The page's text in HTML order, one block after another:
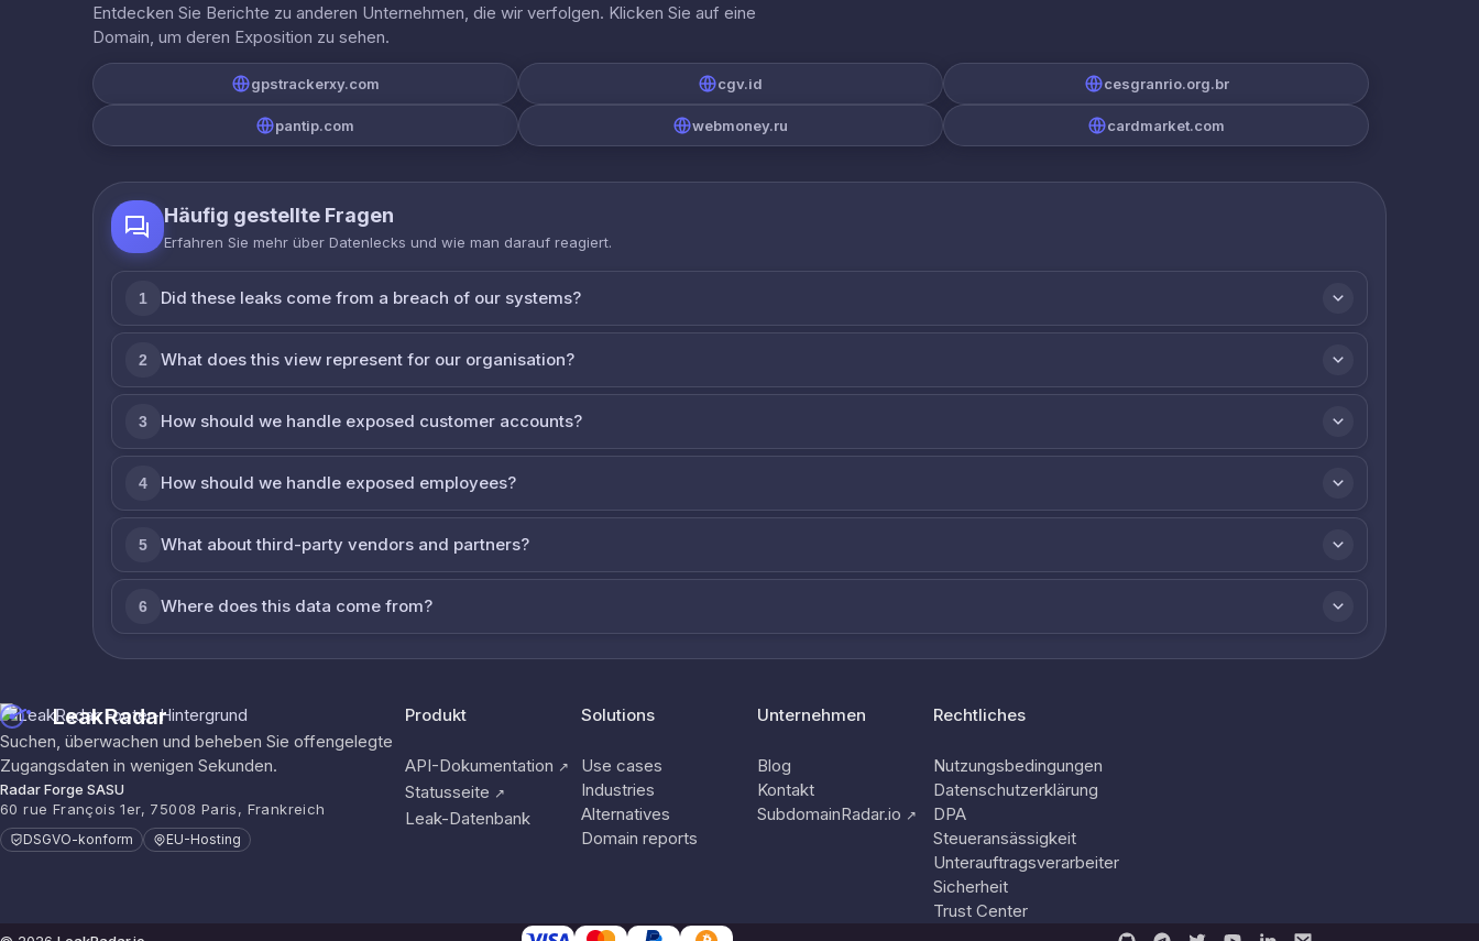
Entdecken Sie Berichte zu anderen Unternehmen, die wir verfolgen. Klicken Sie auf eine
Domain, um deren Exposition zu sehen.
gpstrackerxy.com cgv.id cesgranrio.org.br
pantip.com webmoney.ru cardmarket.com
Häufig gestellte Fragen
Erfahren Sie mehr über Datenlecks und wie man darauf reagiert.
1 Did these leaks come from a breach of our systems?
2 What does this view represent for our organisation?
3 How should we handle exposed customer accounts?
4 How should we handle exposed employees?
5 What about third-party vendors and partners?
6 Where does this data come from?
LeakRadar
Suchen, überwachen und beheben Sie offengelegte
Zugangsdaten in wenigen Sekunden.
Radar Forge SASU
60 rue François 1er, 75008 Paris, Frankreich
DSGVO-konform EU-Hosting
Produkt
API-Dokumentation ↗
Statusseite ↗
Leak-Datenbank
Solutions
Use cases
Industries
Alternatives
Domain reports
Unternehmen
Blog
Kontakt
SubdomainRadar.io ↗
Rechtliches
Nutzungsbedingungen
Datenschutzerklärung
DPA
Steueransässigkeit
Unterauftragsverarbeiter
Sicherheit
Trust Center